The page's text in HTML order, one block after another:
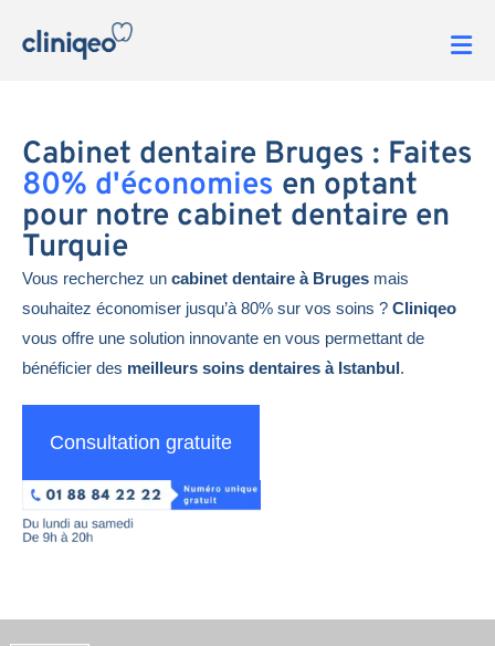
Cabinet dentaire Bruges : Faites
80% d'économies en optant
pour notre cabinet dentaire en
Turquie
Vous recherchez un cabinet dentaire à Bruges mais
souhaitez économiser jusqu’à 80% sur vos soins ? Cliniqeo
vous offre une solution innovante en vous permettant de
bénéficier des meilleurs soins dentaires à Istanbul.
Consultation gratuite